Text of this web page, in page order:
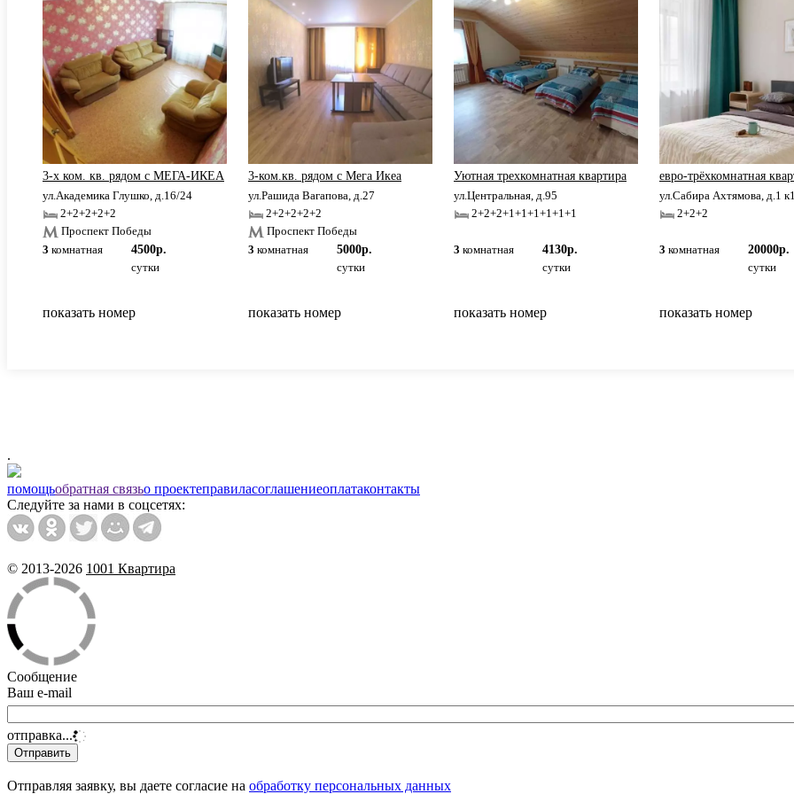
3-х ком. кв. рядом с МЕГА-ИКЕА
ул.Академика Глушко, д.16/24
2+2+2+2+2
Проспект Победы
3 комнатная
4500р.
сутки
показать номер
3-ком.кв. рядом с Мега Икеа
ул.Рашида Вагапова, д.27
2+2+2+2+2
Проспект Победы
3 комнатная
5000р.
сутки
показать номер
Уютная трехкомнатная квартира
ул.Центральная, д.95
2+2+2+1+1+1+1+1+1
3 комнатная
4130р.
сутки
показать номер
евро-трёхкомнатная
ул.Сабира Ахтямова, д.1 к1
2+2+2
3 комнатная
20000р.
сутки
показать номер
.
помощьобратная связьо проектеправиласоглашениеоплатаконтакты
Следуйте за нами в соцсетях:
© 2013-2026 1001 Квартира
Сообщение
Ваш e-mail
отправка...
Отправляя заявку, вы даете согласие на обработку персональных данных